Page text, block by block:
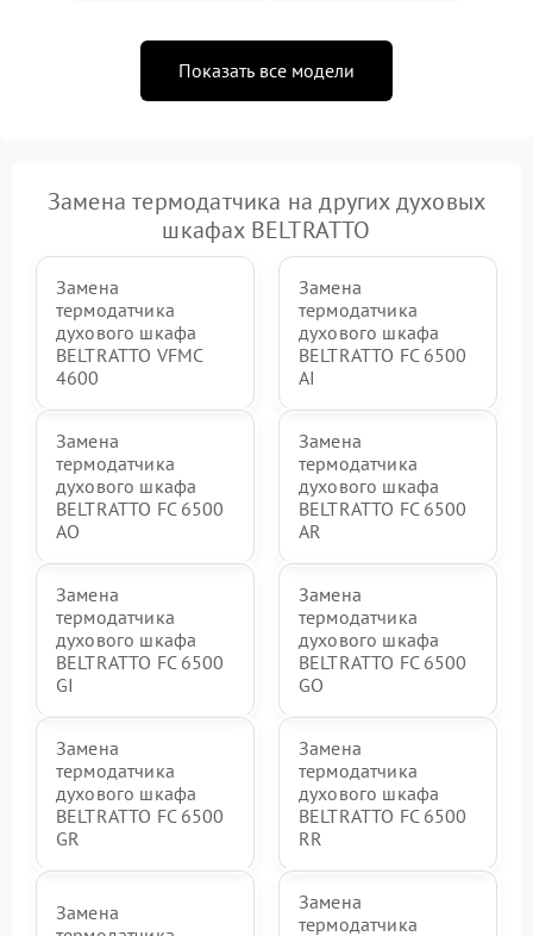
Показать все модели
Замена термодатчика на других духовых
шкафах BELTRATTO
Замена
термодатчика
духового шкафа
BELTRATTO VFMC
4600
Замена
термодатчика
духового шкафа
BELTRATTO FC 6500
AI
Замена
термодатчика
духового шкафа
BELTRATTO FC 6500
AO
Замена
термодатчика
духового шкафа
BELTRATTO FC 6500
AR
Замена
термодатчика
духового шкафа
BELTRATTO FC 6500
GI
Замена
термодатчика
духового шкафа
BELTRATTO FC 6500
GO
Замена
термодатчика
духового шкафа
BELTRATTO FC 6500
GR
Замена
термодатчика
духового шкафа
BELTRATTO FC 6500
RR
Замена
Замена
термодатчика